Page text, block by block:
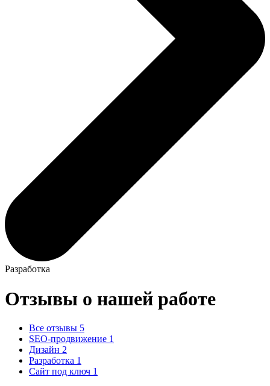
Разработка
Отзывы о нашей работе
Все отзывы 5
SEO-продвижение 1
Дизайн 2
Разработка 1
Сайт под ключ 1